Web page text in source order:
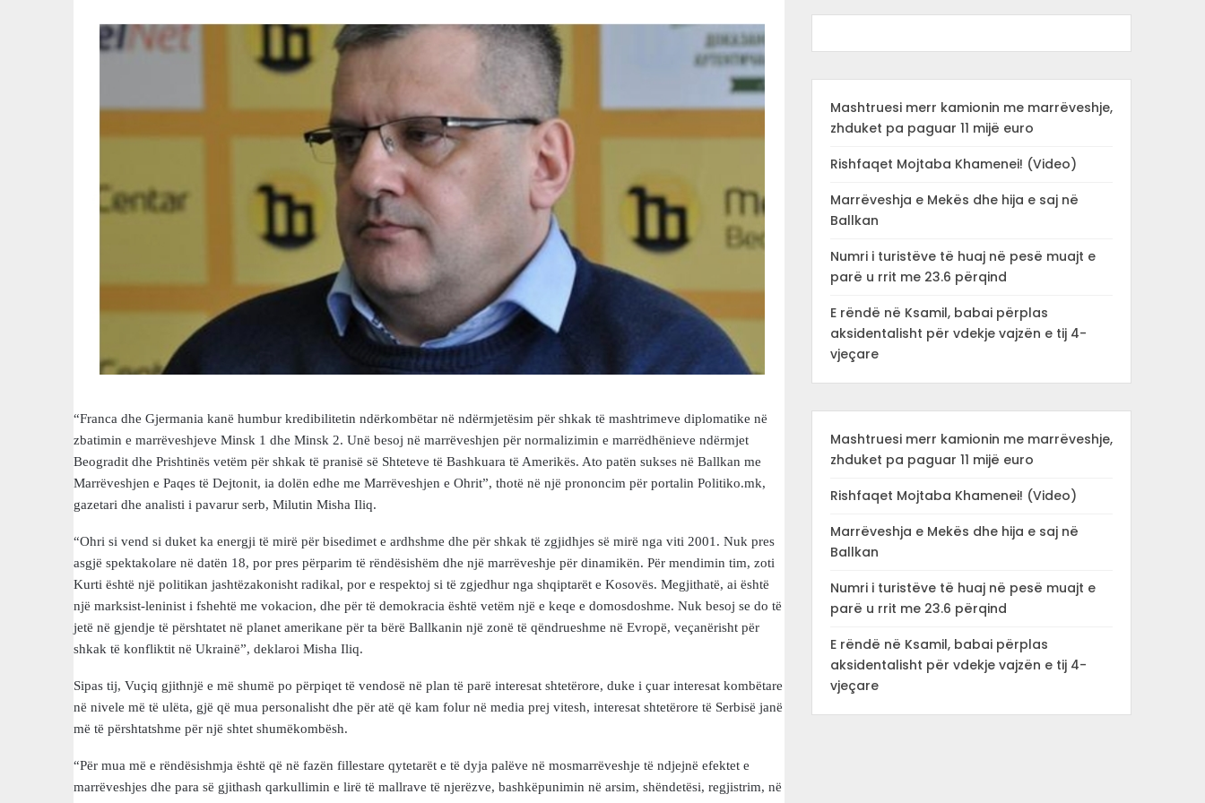
“Franca dhe Gjermania kanë humbur kredibilitetin ndërkombëtar në ndërmjetësim për shkak të mashtrimeve diplomatike në
zbatimin e marrëveshjeve Minsk 1 dhe Minsk 2. Unë besoj në marrëveshjen për normalizimin e marrëdhënieve ndërmjet
Beogradit dhe Prishtinës vetëm për shkak të pranisë së Shteteve të Bashkuara të Amerikës. Ato patën sukses në Ballkan me
Marrëveshjen e Paqes të Dejtonit, ia dolën edhe me Marrëveshjen e Ohrit”, thotë në një prononcim për portalin Politiko.mk,
gazetari dhe analisti i pavarur serb, Milutin Misha Iliq.
“Ohri si vend si duket ka energji të mirë për bisedimet e ardhshme dhe për shkak të zgjidhjes së mirë nga viti 2001. Nuk pres
asgjë spektakolare në datën 18, por pres përparim të rëndësishëm dhe një marrëveshje për dinamikën. Për mendimin tim, zoti
Kurti është një politikan jashtëzakonisht radikal, por e respektoj si të zgjedhur nga shqiptarët e Kosovës. Megjithatë, ai është
një marksist-leninist i fshehtë me vokacion, dhe për të demokracia është vetëm një e keqe e domosdoshme. Nuk besoj se do të
jetë në gjendje të përshtatet në planet amerikane për ta bërë Ballkanin një zonë të qëndrueshme në Evropë, veçanërisht për
shkak të konfliktit në Ukrainë”, deklaroi Misha Iliq.
Sipas tij, Vuçiq gjithnjë e më shumë po përpiqet të vendosë në plan të parë interesat shtetërore, duke i çuar interesat kombëtare
në nivele më të ulëta, gjë që mua personalisht dhe për atë që kam folur në media prej vitesh, interesat shtetërore të Serbisë janë
më të përshtatshme për një shtet shumëkombësh.
“Për mua më e rëndësishmja është që në fazën fillestare qytetarët e të dyja palëve në mosmarrëveshje të ndjejnë efektet e
marrëveshjes dhe para së gjithash qarkullimin e lirë të mallrave të njerëzve, bashkëpunimin në arsim, shëndetësi, regjistrim, në
Mashtruesi merr kamionin me marrëveshje,
zhduket pa paguar 11 mijë euro
Rishfaqet Mojtaba Khamenei! (Video)
Marrëveshja e Mekës dhe hija e saj në
Ballkan
Numri i turistëve të huaj në pesë muajt e
parë u rrit me 23.6 përqind
E rëndë në Ksamil, babai përplas
aksidentalisht për vdekje vajzën e tij 4-
vjeçare
Mashtruesi merr kamionin me marrëveshje,
zhduket pa paguar 11 mijë euro
Rishfaqet Mojtaba Khamenei! (Video)
Marrëveshja e Mekës dhe hija e saj në
Ballkan
Numri i turistëve të huaj në pesë muajt e
parë u rrit me 23.6 përqind
E rëndë në Ksamil, babai përplas
aksidentalisht për vdekje vajzën e tij 4-
vjeçare